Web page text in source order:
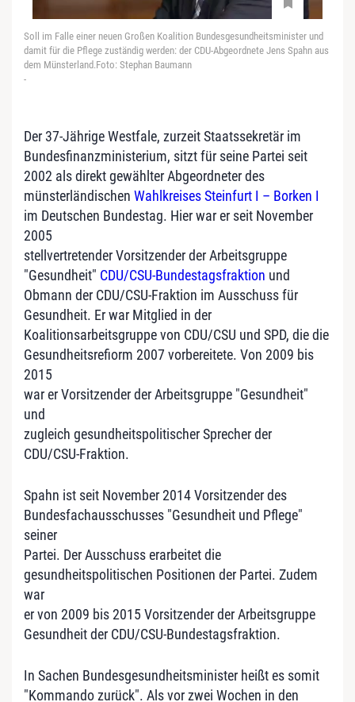
Soll im Falle einer neuen Großen Koalition Bundesgesundheitsminister und
damit für die Pflege zuständig werden: der CDU-Abgeordnete Jens Spahn aus
dem Münsterland.Foto: Stephan Baumann
-
Der 37-Jährige Westfale, zurzeit Staatssekretär im
Bundesfinanzministerium, sitzt für seine Partei seit
2002 als direkt gewählter Abgeordneter des
münsterländischen Wahlkreises Steinfurt I – Borken I
im Deutschen Bundestag. Hier war er seit November
2005
stellvertretender Vorsitzender der Arbeitsgruppe
"Gesundheit" CDU/CSU-Bundestagsfraktion und
Obmann der CDU/CSU-Fraktion im Ausschuss für
Gesundheit. Er war Mitglied in der
Koalitionsarbeitsgruppe von CDU/CSU und SPD, die die
Gesundheitsrefiorm 2007 vorbereitete. Von 2009 bis
2015
war er Vorsitzender der Arbeitsgruppe "Gesundheit"
und
zugleich gesundheitspolitischer Sprecher der
CDU/CSU-Fraktion.
Spahn ist seit November 2014 Vorsitzender des
Bundesfachausschusses "Gesundheit und Pflege"
seiner
Partei. Der Ausschuss erarbeitet die
gesundheitspolitischen Positionen der Partei. Zudem
war
er von 2009 bis 2015 Vorsitzender der Arbeitsgruppe
Gesundheit der CDU/CSU-Bundestagsfraktion.
In Sachen Bundesgesundheitsminister heißt es somit
"Kommando zurück". Als vor zwei Wochen in den